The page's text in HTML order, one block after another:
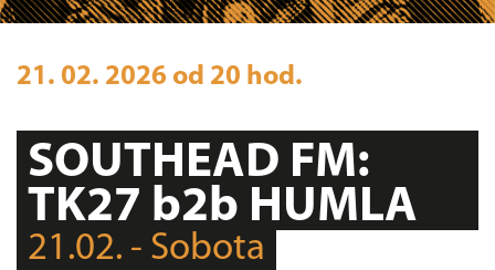
21. 02. 2026 od 20 hod.
SOUTHEAD FM:
TK27 b2b HUMLA
21.02. - Sobota